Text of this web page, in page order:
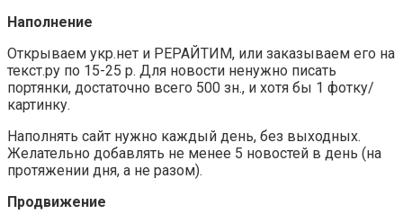
Наполнение
Открываем укр.нет и РЕРАЙТИМ, или заказываем его на
текст.ру по 15-25 р. Для новости ненужно писать
портянки, достаточно всего 500 зн., и хотя бы 1 фотку/
картинку.
Наполнять сайт нужно каждый день, без выходных.
Желательно добавлять не менее 5 новостей в день (на
протяжении дня, а не разом).
Продвижение